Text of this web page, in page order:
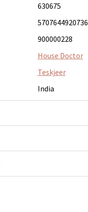
630675
5707644920736
900000228
House Doctor
Teskjeer
India